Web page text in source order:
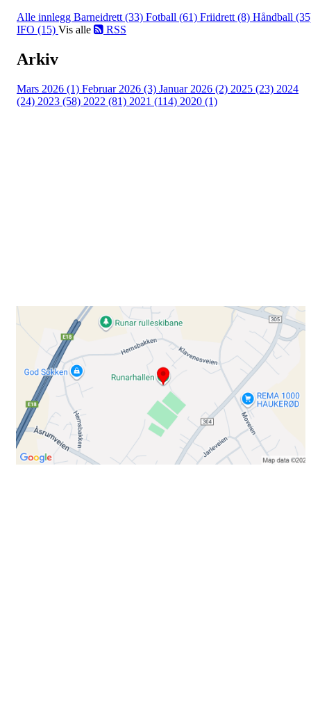
Alle innlegg Barneidrett (33) Fotball (61) Friidrett (8) Håndball
IFO (15) Vis alle RSS
Arkiv
Mars 2026 (1) Februar 2026 (3) Januar 2026 (2) 2025 (23) 2024
(24) 2023 (58) 2022 (81) 2021 (114) 2020 (1)